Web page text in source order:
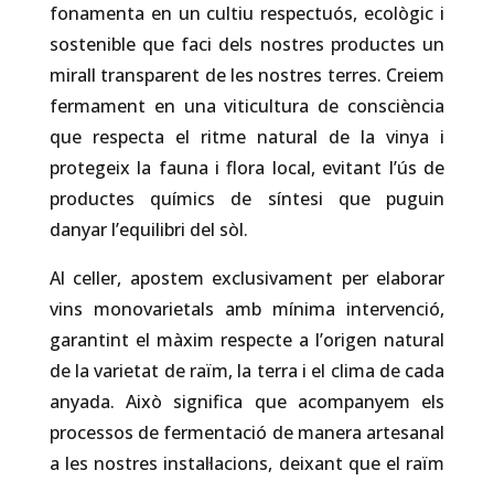
fonamenta en un cultiu respectuós, ecològic i
sostenible que faci dels nostres productes un
mirall transparent de les nostres terres. Creiem
fermament en una viticultura de consciència
que respecta el ritme natural de la vinya i
protegeix la fauna i flora local, evitant l’ús de
productes químics de síntesi que puguin
danyar l’equilibri del sòl.
Al celler, apostem exclusivament per elaborar
vins monovarietals amb mínima intervenció,
garantint el màxim respecte a l’origen natural
de la varietat de raïm, la terra i el clima de cada
anyada. Això significa que acompanyem els
processos de fermentació de manera artesanal
a les nostres instal·lacions, deixant que el raïm